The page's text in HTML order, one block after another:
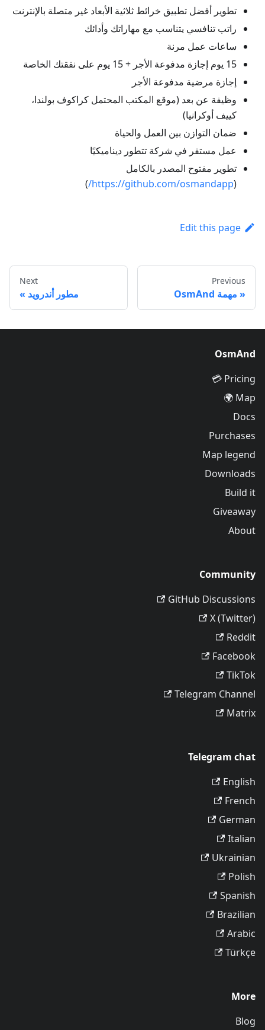
تطوير أفضل تطبيق خرائط ثلاثية الأبعاد غير متصلة بالإنترنت
راتب تنافسي يتناسب مع مهاراتك وأدائك
ساعات عمل مرنة
15 يوم إجازة مدفوعة الأجر + 15 يوم على نفقتك الخاصة
إجازة مرضية مدفوعة الأجر
وظيفة عن بعد (موقع المكتب المحتمل كراكوف بولندا،
كييف أوكرانيا)
ضمان التوازن بين العمل والحياة
عمل مستقر في شركة تتطور ديناميكيًا
تطوير مفتوح المصدر بالكامل
(
https://github.com/osmandapp/
)
Edit this page
Previous
مهمة OsmAnd
Next
مطور أندرويد
OsmAnd
Pricing 💳
Map 🌍
Docs
Purchases
Map legend
Downloads
Build it
Giveaway
About
Community
GitHub Discussions
X (Twitter)
Reddit
Facebook
TikTok
Telegram Channel
Matrix
Telegram chat
English
French
German
Italian
Ukrainian
Polish
Spanish
Brazilian
Arabic
Türkçe
More
Blog